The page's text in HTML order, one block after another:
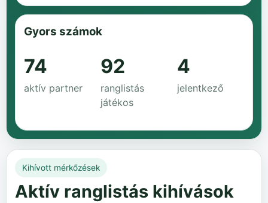
Gyors számok
74
aktív partner
92
ranglistás
játékos
4
jelentkező
Kihívott mérkőzések
Aktív ranglistás kihívások